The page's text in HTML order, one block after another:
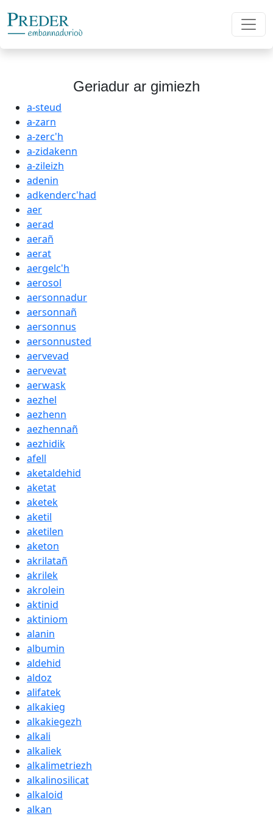
Geriadur ar gimiezh
a-steud
a-zarn
a-zerc'h
a-zidakenn
a-zileizh
adenin
adkenderc'had
aer
aerad
aerañ
aerat
aergelc'h
aerosol
aersonnadur
aersonnañ
aersonnus
aersonnusted
aervevad
aervevat
aerwask
aezhel
aezhenn
aezhennañ
aezhidik
afell
aketaldehid
aketat
aketek
aketil
aketilen
aketon
akrilatañ
akrilek
akrolein
aktinid
aktiniom
alanin
albumin
aldehid
aldoz
alifatek
alkakieg
alkakiegezh
alkali
alkaliek
alkalimetriezh
alkalinosilicat
alkaloid
alkan